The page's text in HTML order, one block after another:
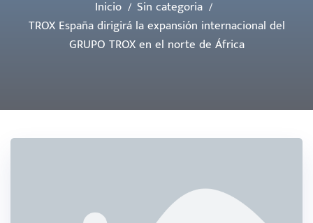
Inicio
Sin categoria
TROX España dirigirá la expansión internacional del
GRUPO TROX en el norte de África